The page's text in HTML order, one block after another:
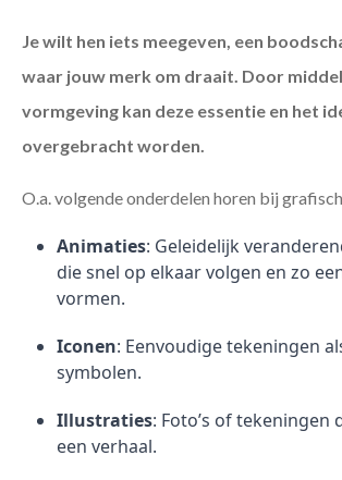
Je wilt hen iets meegeven, een
waar jouw merk om draait. Door
vormgeving kan deze essentie en het
overgebracht worden.
O.a. volgende onderdelen horen bij
Animaties: Geleidelijk
die snel op elkaar volgen en zo
vormen.
Iconen: Eenvoudige tekeningen
symbolen.
Illustraties: Foto’s of tekeningen
een verhaal.